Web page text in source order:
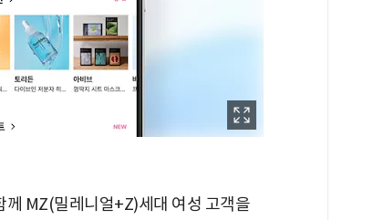
께 MZ(밀레니얼+Z)세대 여성 고객을